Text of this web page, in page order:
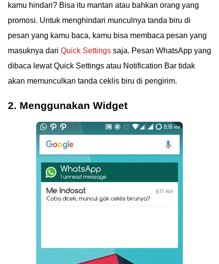
kamu hindari? Bisa itu mantan atau bahkan orang yang
promosi. Untuk menghindari munculnya tanda biru di
pesan yang kamu baca, kamu bisa membaca pesan yang
masuknya dari Quick Settings saja. Pesan WhatsApp yang
dibaca lewat Quick Settings atau Notification Bar tidak
akan memunculkan tanda ceklis biru di pengirim.
2. Menggunakan Widget